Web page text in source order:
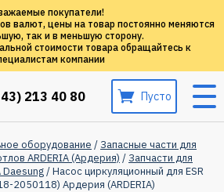
покупатели!
валют, цены на товар постоянно меняются
так и в меньшую сторону.
стоимости товара обращайтесь к
компании
213 40 80 Пусто
оборудование /Запасные части для
ARDERIA (Ардерия) /Запчасти для
Daesung/ Насос циркуляционный для ESR
2050118) Ардерия (ARDERIA)